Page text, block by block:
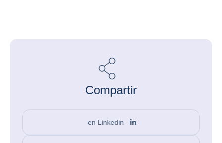
Compartir
en Linkedin